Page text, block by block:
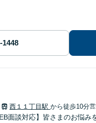
西１１丁目駅 から徒歩10分
面談対応】皆さまのお悩